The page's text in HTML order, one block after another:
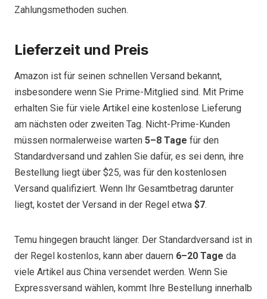
Zahlungsmethoden suchen.
Lieferzeit und Preis
Amazon ist für seinen schnellen Versand bekannt,
insbesondere wenn Sie Prime-Mitglied sind. Mit Prime
erhalten Sie für viele Artikel eine kostenlose Lieferung
am nächsten oder zweiten Tag. Nicht-Prime-Kunden
müssen normalerweise warten 5–8 Tage für den
Standardversand und zahlen Sie dafür, es sei denn, ihre
Bestellung liegt über $25, was für den kostenlosen
Versand qualifiziert. Wenn Ihr Gesamtbetrag darunter
liegt, kostet der Versand in der Regel etwa $7.
Temu hingegen braucht länger. Der Standardversand ist in
der Regel kostenlos, kann aber dauern 6–20 Tage da
viele Artikel aus China versendet werden. Wenn Sie
Expressversand wählen, kommt Ihre Bestellung innerhalb